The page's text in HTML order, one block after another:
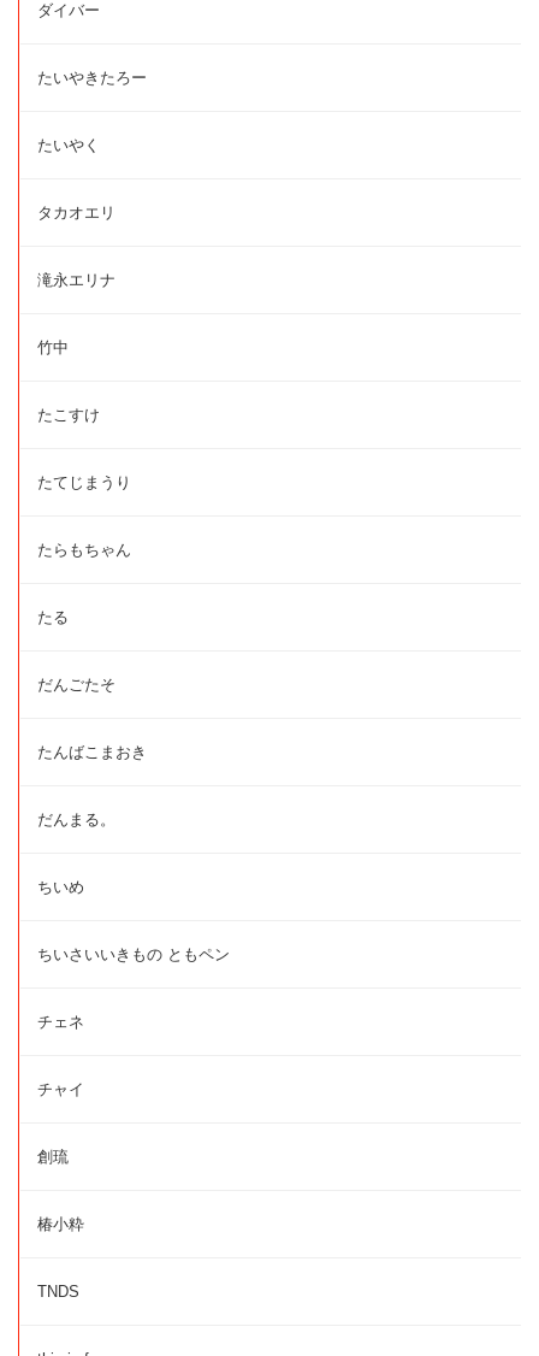
ダイバー
たいやきたろー
たいやく
タカオエリ
滝永エリナ
竹中
たこすけ
たてじまうり
たらもちゃん
たる
だんごたそ
たんばこまおき
だんまる。
ちいめ
ちいさいいきもの ともペン
チェネ
チャイ
創琉
椿小粋
TNDS